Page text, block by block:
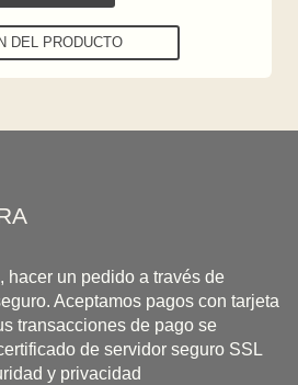
DEL PRODUCTO
hacer un pedido a través de
Aceptamos pagos con tarjeta
transacciones de pago se
de servidor seguro SSL
y privacidad